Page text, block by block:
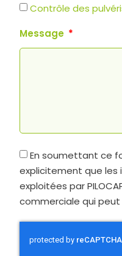
Contrôle des
Message
En soumettant ce
explicitement que les
exploitées par
commerciale qui peut